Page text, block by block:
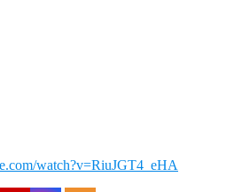
watch?v=RiuJGT4_eHA